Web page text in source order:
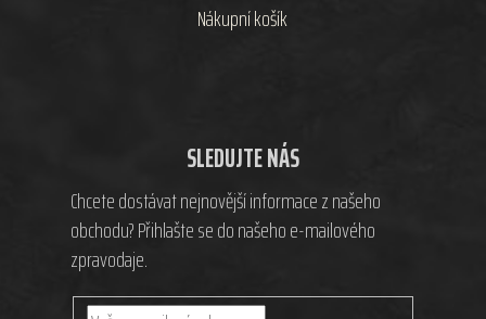
Nákupní košík
SLEDUJTE NÁS
Chcete dostávat nejnovější informace z našeho
obchodu? Přihlašte se do našeho e-mailového
zpravodaje.